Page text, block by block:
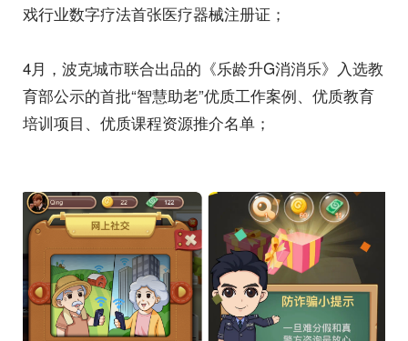
戏行业数字疗法首张医疗器械注册证；
4月，波克城市联合出品的《乐龄升G消消乐》入选教
育部公示的首批“智慧助老”优质工作案例、优质教育
培训项目、优质课程资源推介名单；